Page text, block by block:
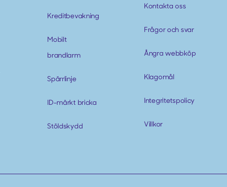
Kreditbevakning
Mobilt
brandlarm
Spärrlinje
ID-märkt bricka
Stöldskydd
Kontakta oss
Frågor och svar
Ångra webbköp
Klagomål
Integritetspolicy
Villkor